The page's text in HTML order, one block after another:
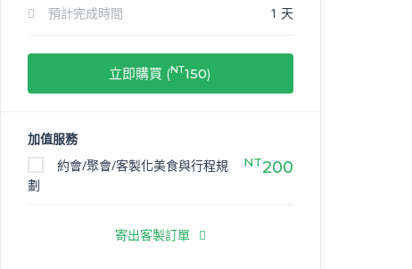
預計完成時間
1 天
立即購買 (NT150)
加值服務
約會/聚會/客製化美食與行程規
劃
NT200
寄出客製訂單